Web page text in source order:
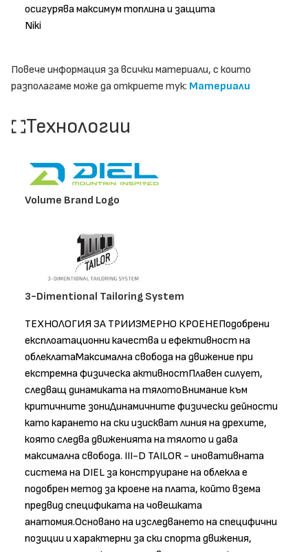
осигурява максимум топлина и защита
Niki
Повече информация за всички материали, с които
разполагаме може да откриете тук: Материали
Технологии
Volume Brand Logo
3-Dimentional Tailoring System
ТЕХНОЛОГИЯ ЗА ТРИИЗМЕРНО КРОЕНЕПодобрени
експлоатационни качества и ефективност на
облеклатаМаксимална свобода на движение при
екстремна физическа активностПлавен силует,
следващ динамиката на тялотоВнимание към
критичните зониДинамичните физически дейности
като карането на ски изискват линия на дрехите,
която следва движенията на тялото и дава
максимална свобода. III-D TAILOR - иновативната
система на DIEL за конструиране на облекла е
подобрен метод за кроене на плата, който взема
предвид спецификата на човешката
анатомия.Основано на изследването на специфични
позиции и характерни за ски спорта движения,